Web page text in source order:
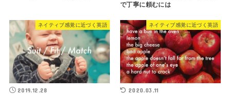
で丁寧に頼むには
ネイティブ感覚に近づく英語
2019.12.28
ネイティブ感覚に近づく英語
2020.03.11